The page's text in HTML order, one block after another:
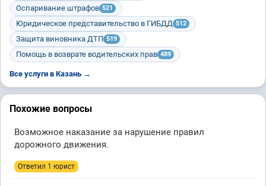
Оспаривание штрафов 521
Юридическое представительство в ГИБДД 512
Защита виновника ДТП 519
Помощь в возврате водительских прав 489
Все услуги в Казань →
Похожие вопросы
Возможное наказание за нарушение правил
дорожного движения.
Ответил 1 юрист